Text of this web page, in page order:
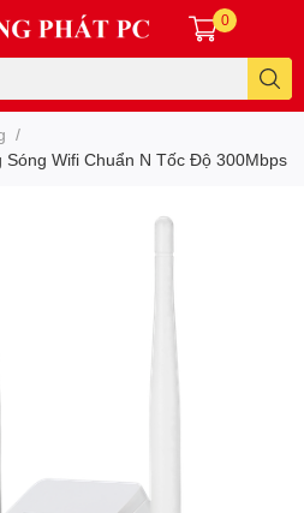
0
/
Sóng Wifi Chuẩn N Tốc Độ 300Mbps